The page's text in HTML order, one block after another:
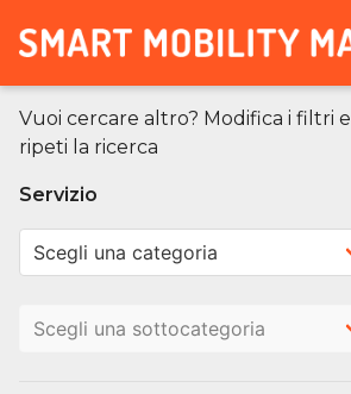
Vuoi cercare altro? Modifica i filtri e
ripeti la ricerca
Servizio